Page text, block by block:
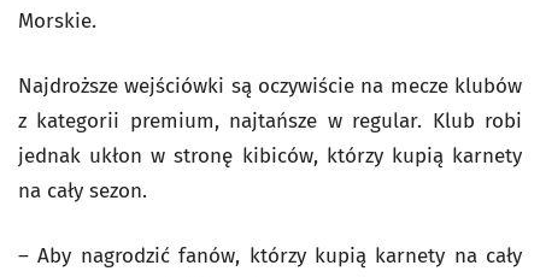
Morskie.
Najdroższe wejściówki są oczywiście na mecze klubów
z kategorii premium, najtańsze w regular. Klub robi
jednak ukłon w stronę kibiców, którzy kupią karnety
na cały sezon.
– Aby nagrodzić fanów, którzy kupią karnety na cały